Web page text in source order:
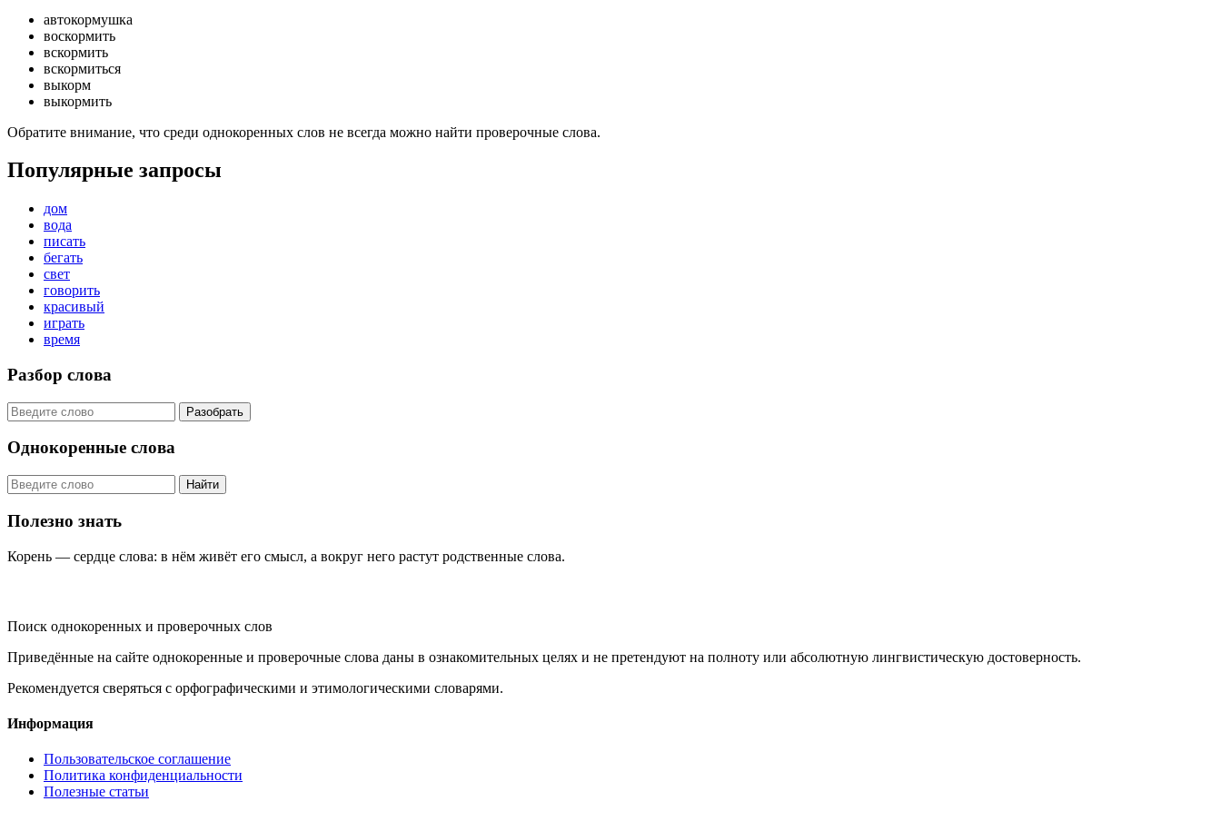
автокормушка
воскормить
вскормить
вскормиться
выкорм
выкормить
Обратите внимание, что среди однокоренных слов не всегда можно найти проверочные слова.
Популярные запросы
дом
вода
писать
бегать
свет
говорить
красивый
играть
время
Разбор слова
Разобрать
Однокоренные слова
Найти
Полезно знать
Корень — сердце слова: в нём живёт его смысл, а вокруг него растут родственные слова.
Поиск однокоренных и проверочных слов
Приведённые на сайте однокоренные и проверочные слова даны в ознакомительных целях и не претендуют на полноту или абсолютную лингвистическую достоверность.
Рекомендуется сверяться с орфографическими и этимологическими словарями.
Информация
Пользовательское соглашение
Политика конфиденциальности
Полезные статьи